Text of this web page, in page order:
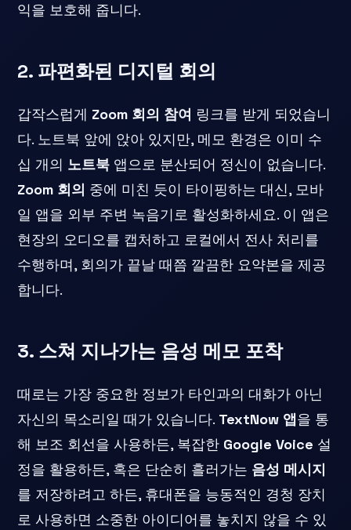
익을 보호해 줍니다.
2. 파편화된 디지털 회의
갑작스럽게 Zoom 회의 참여 링크를 받게 되었습니
다. 노트북 앞에 앉아 있지만, 메모 환경은 이미 수
십 개의 노트북 앱으로 분산되어 정신이 없습니다.
Zoom 회의 중에 미친 듯이 타이핑하는 대신, 모바
일 앱을 외부 주변 녹음기로 활성화하세요. 이 앱은
현장의 오디오를 캡처하고 로컬에서 전사 처리를
수행하며, 회의가 끝날 때쯤 깔끔한 요약본을 제공
합니다.
3. 스쳐 지나가는 음성 메모 포착
때로는 가장 중요한 정보가 타인과의 대화가 아닌
자신의 목소리일 때가 있습니다. TextNow 앱을 통
해 보조 회선을 사용하든, 복잡한 Google Voice 설
정을 활용하든, 혹은 단순히 흘러가는 음성 메시지
를 저장하려고 하든, 휴대폰을 능동적인 경청 장치
로 사용하면 소중한 아이디어를 놓치지 않을 수 있